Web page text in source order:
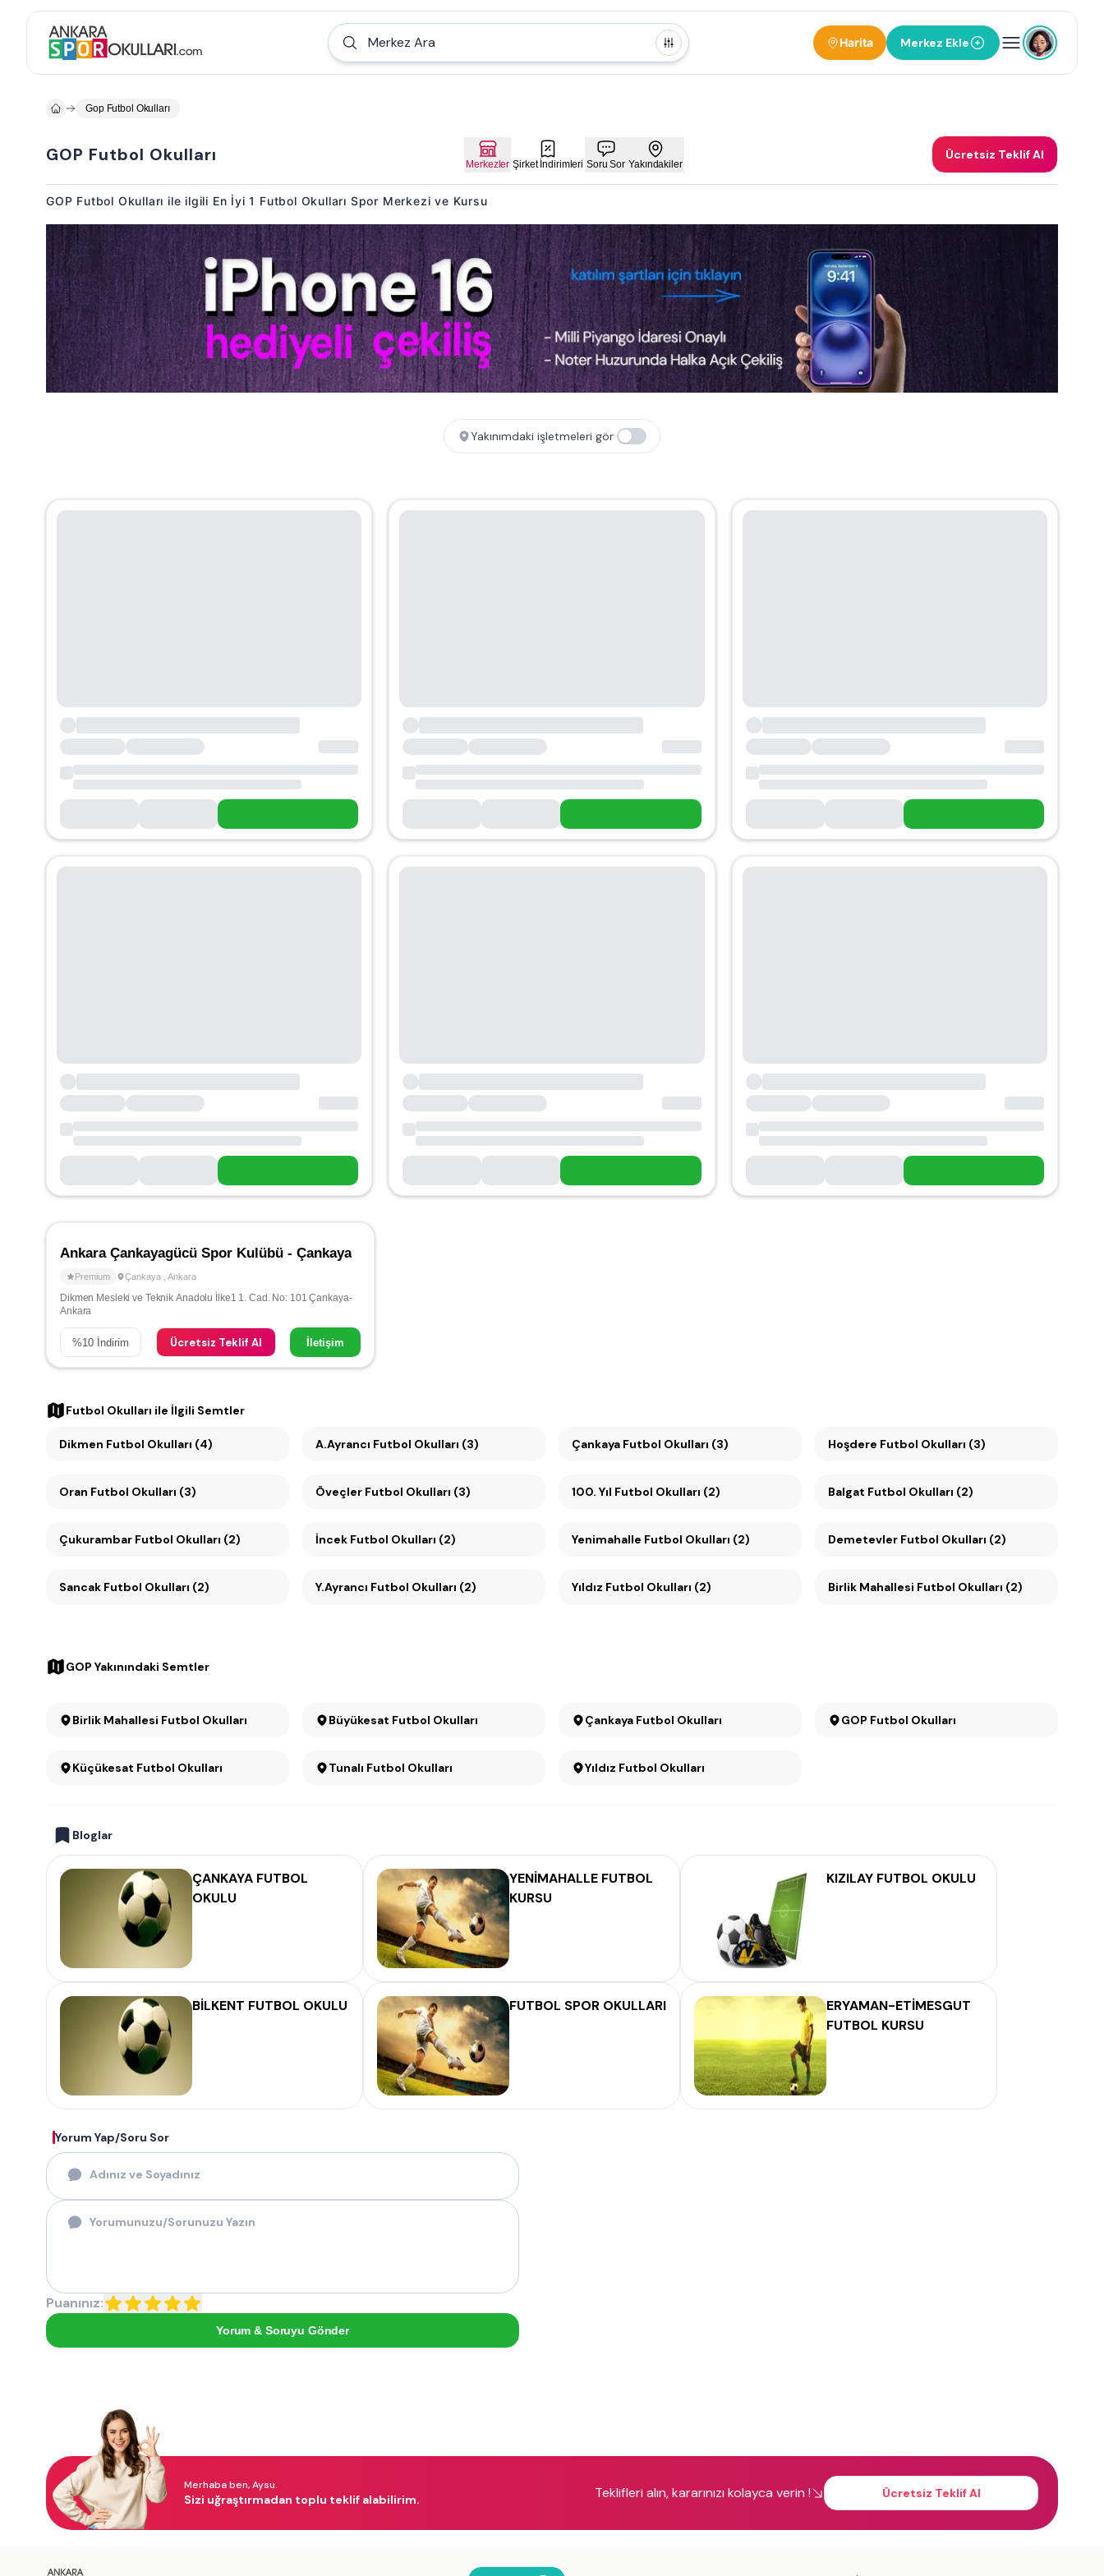
Merkez Ara Harita Merkez Ekle
Gop Futbol Okulları
GOP Futbol Okulları Merkezler Şirket İndirimleri Soru Sor Yakındakiler
Ücretsiz Teklif Al
GOP Futbol Okulları ile ilgili En İyi 1 Futbol Okulları Spor Merkezi ve Kursu
Yakınımdaki işletmeleri gör
Ankara Çankayagücü Spor Kulübü - Çankaya
Premium Çankaya Ankara
Dikmen Mesleki ve Teknik Anadolu İlke1 1. Cad. No: 101 Çankaya-
Ankara
%10 İndirim Ücretsiz Teklif Al İletişim
Futbol Okulları ile İlgili Semtler
Dikmen Futbol Okulları (4) A.Ayrancı Futbol Okulları (3) Çankaya Futbol Okulları (3) Hoşdere Futbol Okulları (3)
Oran Futbol Okulları (3) Öveçler Futbol Okulları (3) 100. Yıl Futbol Okulları (2) Balgat Futbol Okulları (2)
Çukurambar Futbol Okulları (2) İncek Futbol Okulları (2) Yenimahalle Futbol Okulları (2) Demetevler Futbol Okulları (2)
Sancak Futbol Okulları (2) Y.Ayrancı Futbol Okulları (2) Yıldız Futbol Okulları (2) Birlik Mahallesi Futbol Okulları (2)
GOP Yakınındaki Semtler
Birlik Mahallesi Futbol Okulları Büyükesat Futbol Okulları Çankaya Futbol Okulları GOP Futbol Okulları
Küçükesat Futbol Okulları Tunalı Futbol Okulları Yıldız Futbol Okulları
Bloglar
ÇANKAYA FUTBOL
OKULU
YENİMAHALLE FUTBOL
KURSU
KIZILAY FUTBOL OKULU
BİLKENT FUTBOL OKULU FUTBOL SPOR OKULLARI
ERYAMAN-ETİMESGUT
FUTBOL KURSU
Yorum Yap/Soru Sor
Puanınız:
Yorum & Soruyu Gönder
Merhaba ben, Aysu.
Sizi uğraştırmadan toplu teklif alabilirim. Teklifleri alın, kararınızı kolayca verin ! Ücretsiz Teklif Al